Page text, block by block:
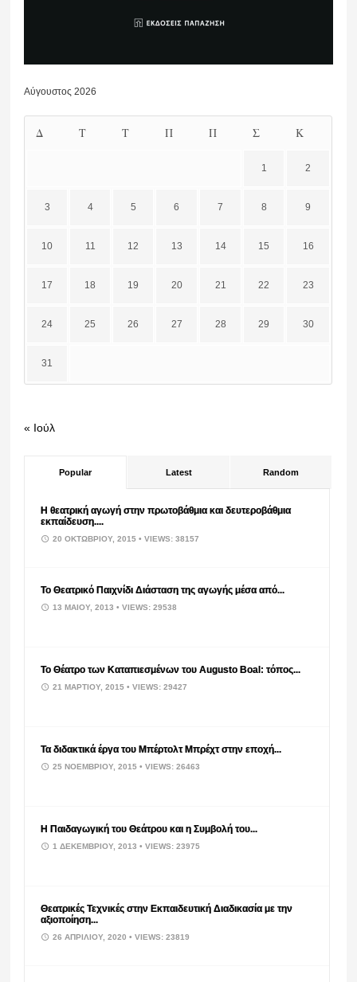
Αύγουστος 2026
Δ Τ Τ Π Π Σ Κ
1 2
3 4 5 6 7 8 9
10 11 12 13 14 15 16
17 18 19 20 21 22 23
24 25 26 27 28 29 30
31
« Ιούλ
Popular Latest Random
Η θεατρική αγωγή στην πρωτοβάθμια και δευτεροβάθμια
εκπαίδευση....
20 ΟΚΤΩΒΡΊΟΥ, 2015• VIEWS: 38157
Το Θεατρικό Παιχνίδι Διάσταση της αγωγής μέσα από...
13 ΜΑΪ́ΟΥ, 2013• VIEWS: 29538
Το Θέατρο των Καταπιεσμένων του Augusto Boal: τόπος...
21 ΜΑΡΤΊΟΥ, 2015• VIEWS: 29427
Τα διδακτικά έργα του Μπέρτολτ Μπρέχτ στην εποχή...
25 ΝΟΕΜΒΡΊΟΥ, 2015• VIEWS: 26463
Η Παιδαγωγική του Θεάτρου και η Συμβολή του...
1 ΔΕΚΕΜΒΡΊΟΥ, 2013• VIEWS: 23975
Θεατρικές Τεχνικές στην Εκπαιδευτική Διαδικασία με την
αξιοποίηση...
26 ΑΠΡΙΛΊΟΥ, 2020• VIEWS: 23819